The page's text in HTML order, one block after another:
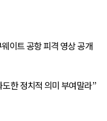
이트 공항 피격 영상 공개
한 정치적 의미 부여말라”